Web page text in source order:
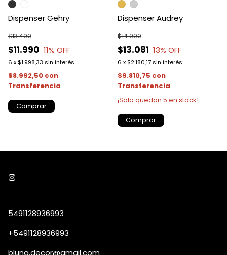
Dispenser Gehry
$11.990
$13.490
11% OFF
6 x $1.998,33 sin interés
$8.992,50 con
Transferencia
Comprar
Dispenser Audrey
$13.081
$14.990
13% OFF
6 x $2.180,17 sin interés
$9.810,75 con
Transferencia
¡Solo quedan 5 en stock!
Comprar
5491128936993
+5491128936993